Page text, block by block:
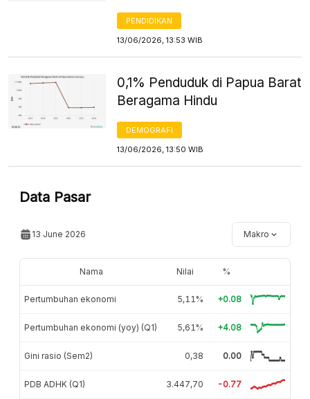
PENDIDIKAN
13/06/2026, 13:53 WIB
0,1% Penduduk di Papua Barat
Beragama Hindu
DEMOGRAFI
13/06/2026, 13:50 WIB
Data Pasar
13 June 2026 Makro
Nama Nilai %
Pertumbuhan ekonomi 5,11% +0.08
Pertumbuhan ekonomi (yoy) (Q1) 5,61% +4.08
Gini rasio (Sem2) 0,38 0.00
PDB ADHK (Q1) 3.447,70 -0.77